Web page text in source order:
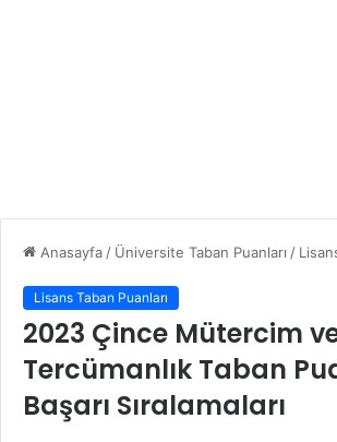
Anasayfa / Üniversite Taban Puanları /
Lisans Taban Puanları
2023 Çince Mütercim
Tercümanlık Taban
Başarı Sıralamaları